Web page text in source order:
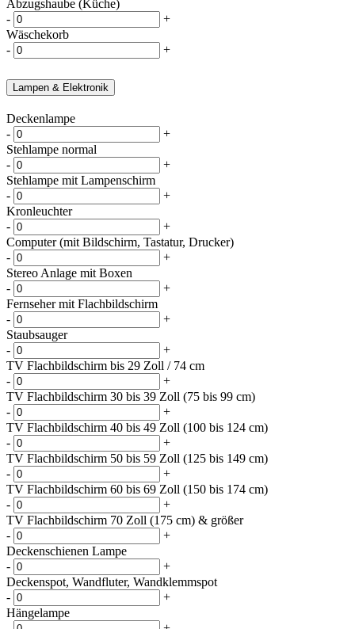
Abzugshaube (Küche)
-
+
Wäschekorb
-
+
Lampen & Elektronik
Deckenlampe
-
+
Stehlampe normal
-
+
Stehlampe mit Lampenschirm
-
+
Kronleuchter
-
+
Computer (mit Bildschirm, Tastatur, Drucker)
-
+
Stereo Anlage mit Boxen
-
+
Fernseher mit Flachbildschirm
-
+
Staubsauger
-
+
TV Flachbildschirm bis 29 Zoll / 74 cm
-
+
TV Flachbildschirm 30 bis 39 Zoll (75 bis 99 cm)
-
+
TV Flachbildschirm 40 bis 49 Zoll (100 bis 124 cm)
-
+
TV Flachbildschirm 50 bis 59 Zoll (125 bis 149 cm)
-
+
TV Flachbildschirm 60 bis 69 Zoll (150 bis 174 cm)
-
+
TV Flachbildschirm 70 Zoll (175 cm) & größer
-
+
Deckenschienen Lampe
-
+
Deckenspot, Wandfluter, Wandklemmspot
-
+
Hängelampe